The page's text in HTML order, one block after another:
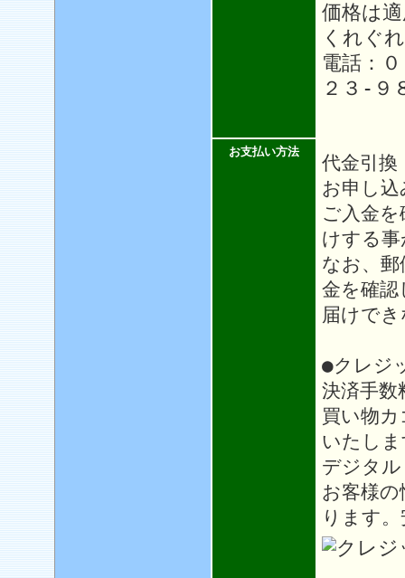
価格は
くれぐ
電話：
２３-９
お支払い方法
代金引
お申し
ご入金
けする
なお、
金を確
届けで
●クレジ
決済手数
買い物
いたし
デジタ
お客様
ります